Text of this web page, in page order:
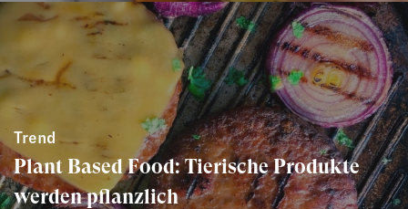
Trend
Plant Based Food: Tierische Produkte
werden pflanzlich